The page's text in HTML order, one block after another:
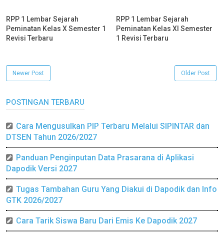
RPP 1 Lembar Sejarah
Peminatan Kelas X Semester 1
Revisi Terbaru
RPP 1 Lembar Sejarah
Peminatan Kelas XI Semester
1 Revisi Terbaru
Newer Post Older Post
POSTINGAN TERBARU
Cara Mengusulkan PIP Terbaru Melalui SIPINTAR dan
DTSEN Tahun 2026/2027
Panduan Penginputan Data Prasarana di Aplikasi
Dapodik Versi 2027
Tugas Tambahan Guru Yang Diakui di Dapodik dan Info
GTK 2026/2027
Cara Tarik Siswa Baru Dari Emis Ke Dapodik 2027